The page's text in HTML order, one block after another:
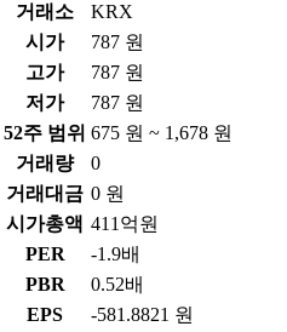
거래소
KRX
시가
787 원
고가
787 원
저가
787 원
52주 범위 675 원 ~ 1,678 원
거래량
0
거래대금 0 원
시가총액 411억원
PER
-1.9배
PBR
0.52배
EPS
-581.8821 원